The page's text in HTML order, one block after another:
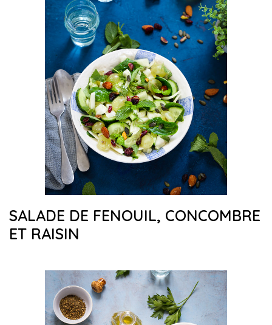
SALADE DE FENOUIL, CONCOMBRE
ET RAISIN